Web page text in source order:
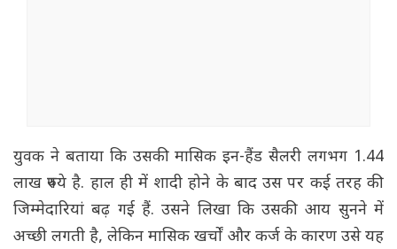
युवक ने बताया कि उसकी मासिक इन-हैंड सैलरी लगभग 1.44
लाख रुपये है. हाल ही में शादी होने के बाद उस पर कई तरह की
जिम्मेदारियां बढ़ गई हैं. उसने लिखा कि उसकी आय सुनने में
अच्छी लगती है, लेकिन मासिक खर्चों और कर्ज के कारण उसे यह